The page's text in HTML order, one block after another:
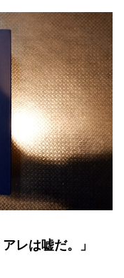
レは嘘だ。」